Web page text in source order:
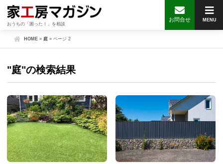
おうちの「困った！」を相談
MENU
お問合せ
HOME » 庭 » ページ 2
"庭"の検索結果